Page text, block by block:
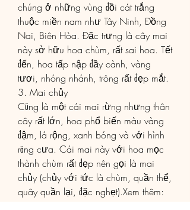
chúng ở những vùng đồi cát trắng
thuộc miền nam như Tây Ninh, Đồng
Nai, Biên Hòa. Đặc trưng là cây mai
này sở hữu hoa chùm, rất sai hoa. Tết
đến, hoa tấp nập đầy cành, vàng
tươi, nhóng nhánh, trông rất đẹp mắt.
3. Mai chủy
Cũng là một cái mai rừng nhưng thân
cây rất lớn, hoa phổ biến màu vàng
đậm, lá rộng, xanh bóng và với hình
răng cưa. Cái mai này với hoa mọc
thành chùm rất đẹp nên gọi là mai
chủy (chủy với tức là chùm, quần thể,